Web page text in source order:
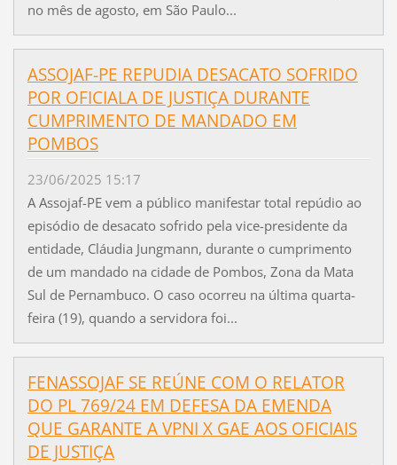
no mês de agosto, em São Paulo...
ASSOJAF-PE REPUDIA DESACATO SOFRIDO
POR OFICIALA DE JUSTIÇA DURANTE
CUMPRIMENTO DE MANDADO EM
POMBOS
23/06/2025 15:17
A Assojaf-PE vem a público manifestar total repúdio ao
episódio de desacato sofrido pela vice-presidente da
entidade, Cláudia Jungmann, durante o cumprimento
de um mandado na cidade de Pombos, Zona da Mata
Sul de Pernambuco. O caso ocorreu na última quarta-
feira (19), quando a servidora foi...
FENASSOJAF SE REÚNE COM O RELATOR
DO PL 769/24 EM DEFESA DA EMENDA
QUE GARANTE A VPNI X GAE AOS OFICIAIS
DE JUSTIÇA